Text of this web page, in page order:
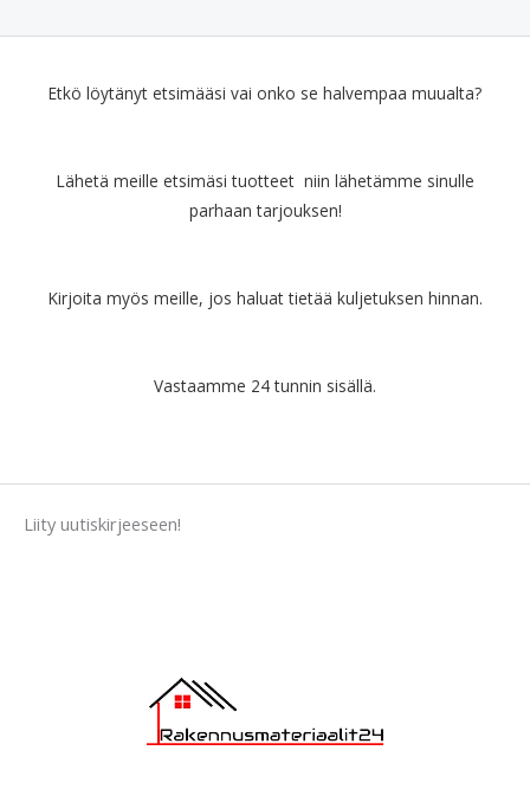
Etkö löytänyt etsimääsi vai onko se halvempaa muualta?
Lähetä meille etsimäsi tuotteet niin lähetämme sinulle
parhaan tarjouksen!
Kirjoita myös meille, jos haluat tietää kuljetuksen hinnan.
Vastaamme 24 tunnin sisällä.
Liity uutiskirjeeseen!